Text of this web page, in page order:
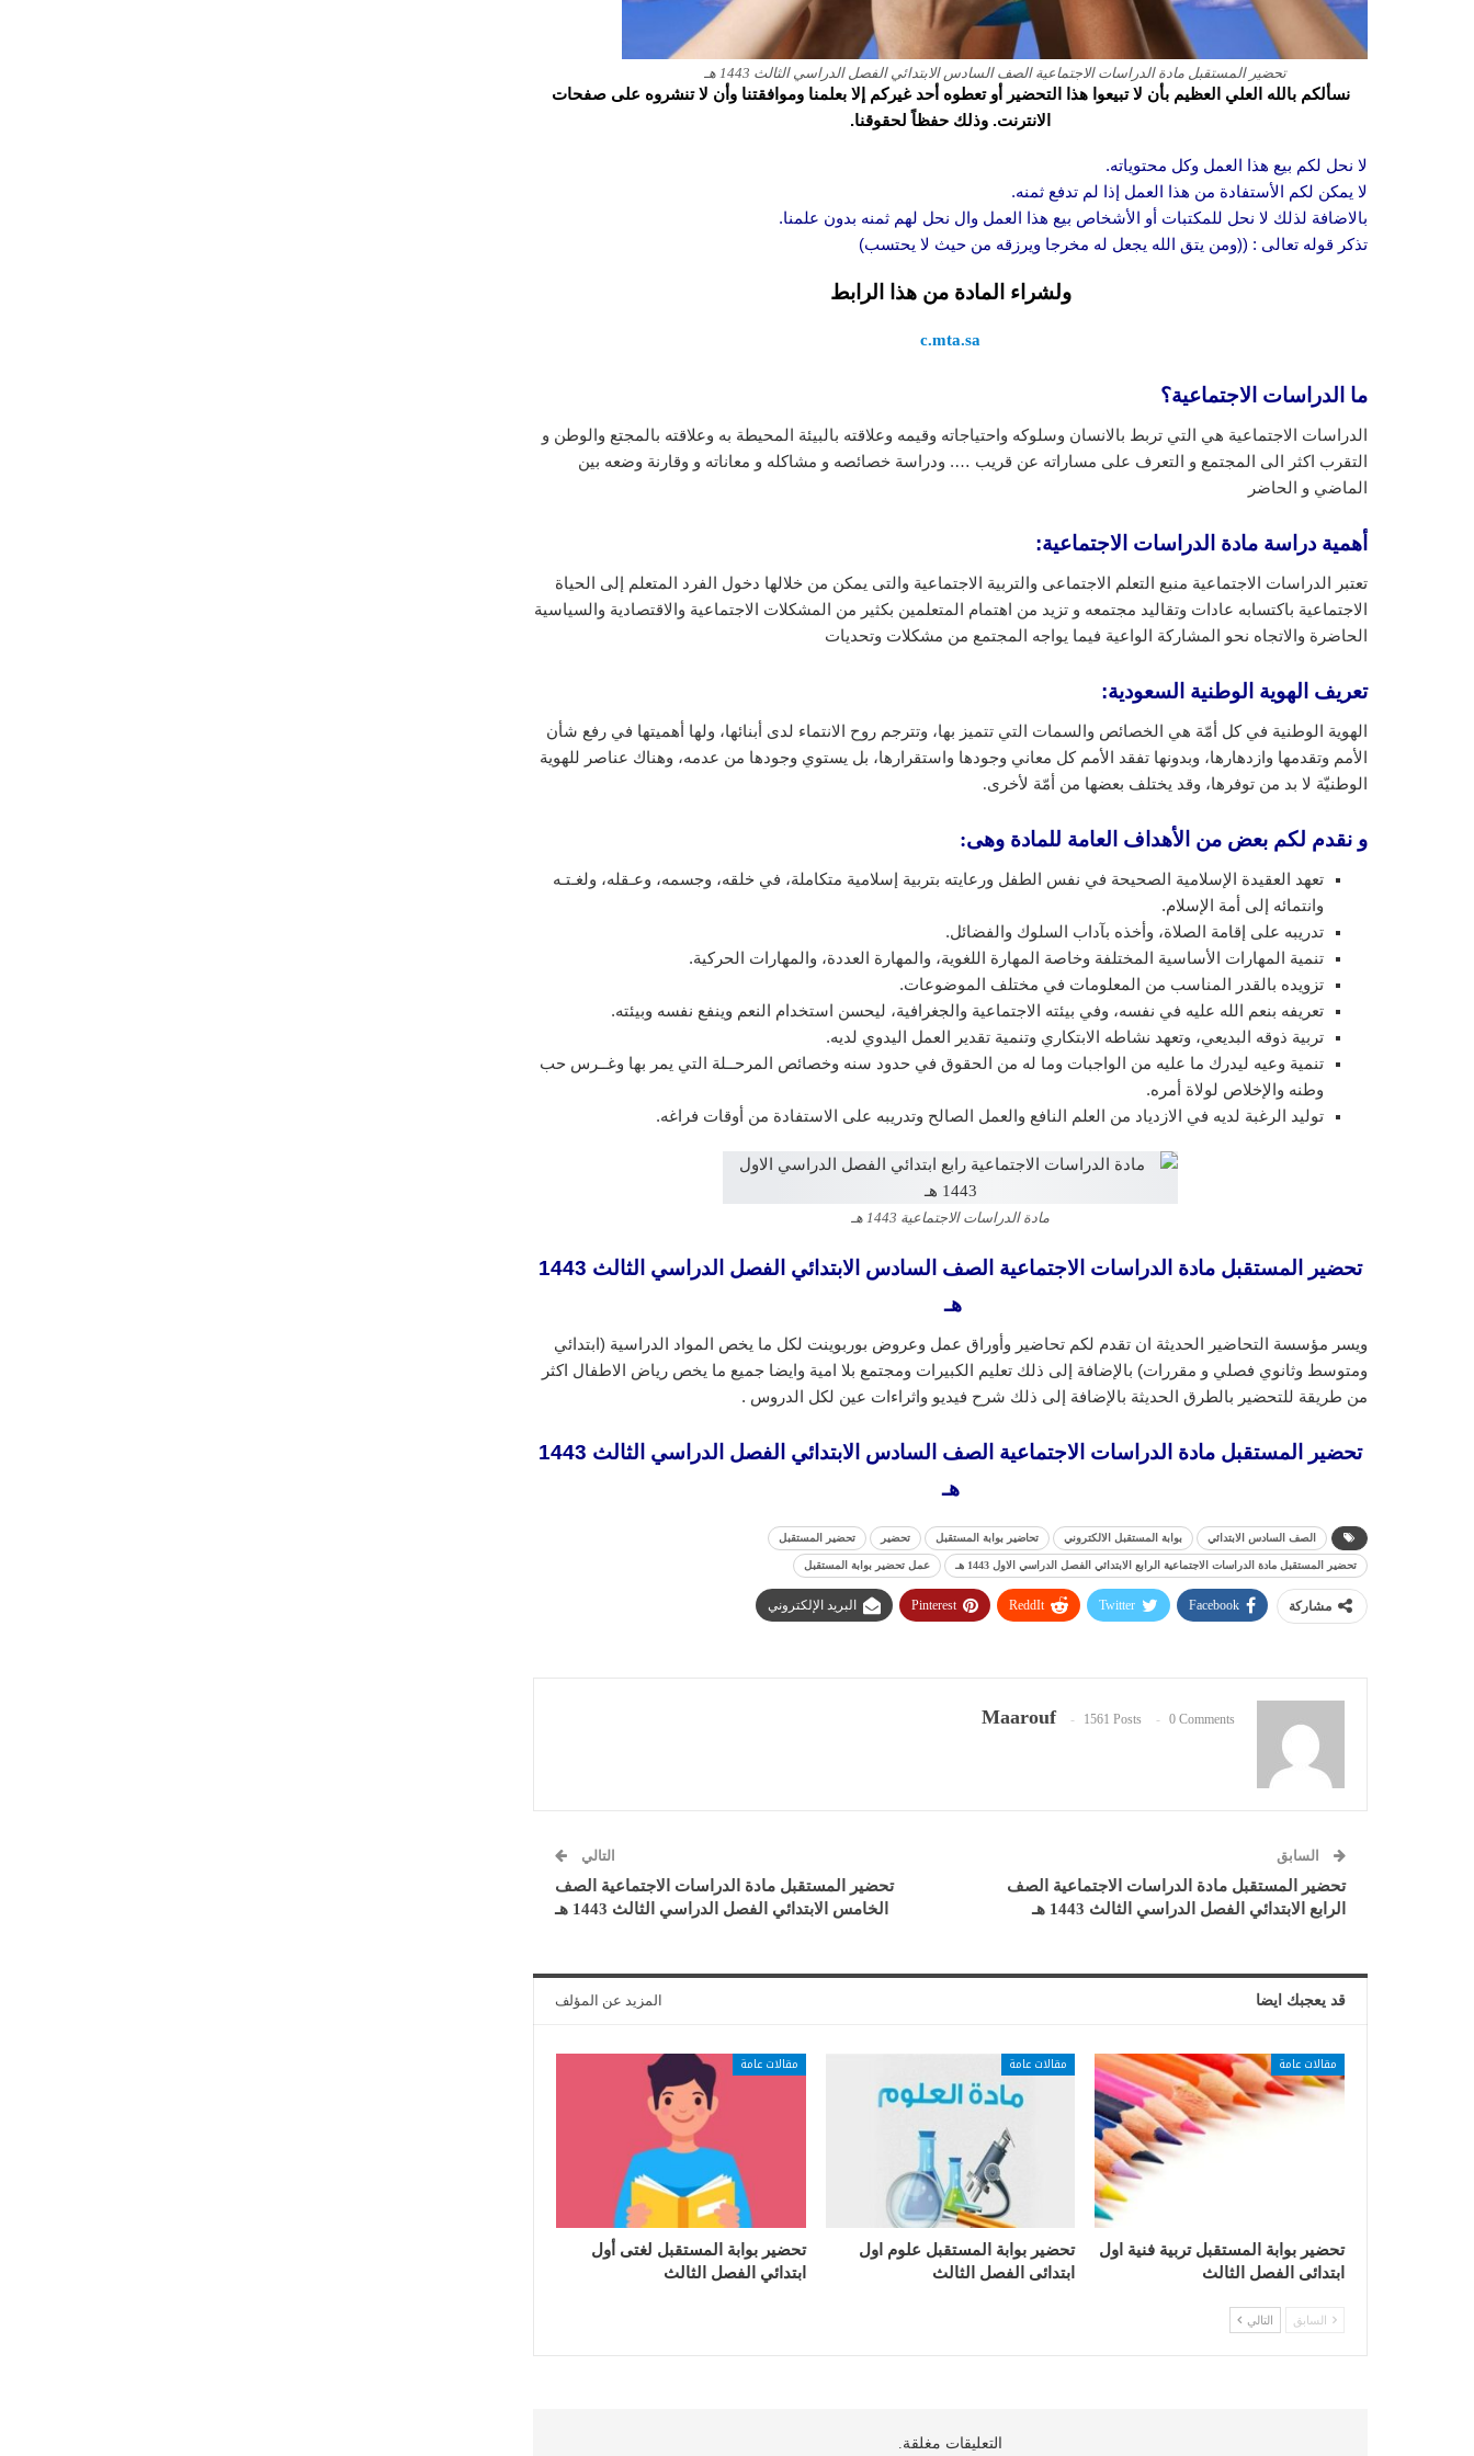
تحضير المستقبل مادة الدراسات الاجتماعية الصف السادس الابتدائي الفصل الدراسي الثالث 1443 هـ
نسألكم بالله العلي العظيم بأن لا تبيعوا هذا التحضير أو تعطوه أحد غيركم إلا بعلمنا وموافقتنا وأن لا تنشروه على صفحات
الانترنت. وذلك حفظاً لحقوقنا.
لا نحل لكم بيع هذا العمل وكل محتوياته.
لا يمكن لكم الأستفادة من هذا العمل إذا لم تدفع ثمنه.
بالاضافة لذلك لا نحل للمكتبات أو الأشخاص بيع هذا العمل وال نحل لهم ثمنه بدون علمنا.
تذكر قوله تعالى : ((ومن يتق الله يجعل له مخرجا ويرزقه من حيث لا يحتسب)
ولشراء المادة من هذا الرابط
c.mta.sa
ما الدراسات الاجتماعية؟
الدراسات الاجتماعية هي التي تربط بالانسان وسلوكه واحتياجاته وقيمه وعلاقته بالبيئة المحيطة به وعلاقته بالمجتع والوطن و
التقرب اكثر الى المجتمع و التعرف على مساراته عن قريب …. ودراسة خصائصه و مشاكله و معاناته و وقارنة وضعه بين
الماضي و الحاضر
أهمية دراسة مادة الدراسات الاجتماعية:
تعتبر الدراسات الاجتماعية منبع التعلم الاجتماعى والتربية الاجتماعية والتى يمكن من خلالها دخول الفرد المتعلم إلى الحياة
الاجتماعية باكتسابه عادات وتقاليد مجتمعه و تزيد من اهتمام المتعلمين بكثير من المشكلات الاجتماعية والاقتصادية والسياسية
الحاضرة والاتجاه نحو المشاركة الواعية فيما يواجه المجتمع من مشكلات وتحديات
تعريف الهوية الوطنية السعودية:
الهوية الوطنية في كل أمّة هي الخصائص والسمات التي تتميز بها، وتترجم روح الانتماء لدى أبنائها، ولها أهميتها في رفع شأن
الأمم وتقدمها وازدهارها، وبدونها تفقد الأمم كل معاني وجودها واستقرارها، بل يستوي وجودها من عدمه، وهناك عناصر للهوية
الوطنيّة لا بد من توفرها، وقد يختلف بعضها من أمّة لأخرى.
و نقدم لكم بعض من الأهداف العامة للمادة وهى:
تعهد العقيدة الإسلامية الصحيحة في نفس الطفل ورعايته بتربية إسلامية متكاملة، في خلقه، وجسمه، وعـقله، ولغـتـه
وانتمائه إلى أمة الإسلام.
تدريبه على إقامة الصلاة، وأخذه بآداب السلوك والفضائل.
تنمية المهارات الأساسية المختلفة وخاصة المهارة اللغوية، والمهارة العددة، والمهارات الحركية.
تزويده بالقدر المناسب من المعلومات في مختلف الموضوعات.
تعريفه بنعم الله عليه في نفسه، وفي بيئته الاجتماعية والجغرافية، ليحسن استخدام النعم وينفع نفسه وبيئته.
تربية ذوقه البديعي، وتعهد نشاطه الابتكاري وتنمية تقدير العمل اليدوي لديه.
تنمية وعيه ليدرك ما عليه من الواجبات وما له من الحقوق في حدود سنه وخصائص المرحــلة التي يمر بها وغــرس حب
وطنه والإخلاص لولاة أمره.
توليد الرغبة لديه في الازدياد من العلم النافع والعمل الصالح وتدريبه على الاستفادة من أوقات فراغه.
مادة الدراسات الاجتماعية 1443 هـ
تحضير المستقبل مادة الدراسات الاجتماعية الصف السادس الابتدائي الفصل الدراسي الثالث 1443
هـ
ويسر مؤسسة التحاضير الحديثة ان تقدم لكم تحاضير وأوراق عمل وعروض بوربوينت لكل ما يخص المواد الدراسية (ابتدائي
ومتوسط وثانوي فصلي و مقررات) بالإضافة إلى ذلك تعليم الكبيرات ومجتمع بلا امية وايضا جميع ما يخص رياض الاطفال اكثر
من طريقة للتحضير بالطرق الحديثة بالإضافة إلى ذلك شرح فيديو واثراءات عين لكل الدروس .
تحضير المستقبل مادة الدراسات الاجتماعية الصف السادس الابتدائي الفصل الدراسي الثالث 1443
هـ
الصف السادس الابتدائي بوابة المستقبل الالكتروني تحاضير بوابة المستقبل تحضير تحضير المستقبل
تحضير المستقبل مادة الدراسات الاجتماعية الرابع الابتدائي الفصل الدراسي الاول 1443 هـ عمل تحضير بوابة المستقبل
مشاركة Facebook
Twitter
ReddIt
Pinterest البريد الإلكتروني
Maarouf 1561 Posts 0 Comments
السابق
تحضير المستقبل مادة الدراسات الاجتماعية الصف
الرابع الابتدائي الفصل الدراسي الثالث 1443 هـ
التالي
تحضير المستقبل مادة الدراسات الاجتماعية الصف
الخامس الابتدائي الفصل الدراسي الثالث 1443 هـ
قد يعجبك ايضا المزيد عن المؤلف
مقالات عامة
تحضير بوابة المستقبل تربية فنية اول
ابتدائى الفصل الثالث
مقالات عامة
تحضير بوابة المستقبل علوم اول
ابتدائى الفصل الثالث
مقالات عامة
تحضير بوابة المستقبل لغتى أول
ابتدائي الفصل الثالث
السابق التالي
التعليقات مغلقة.